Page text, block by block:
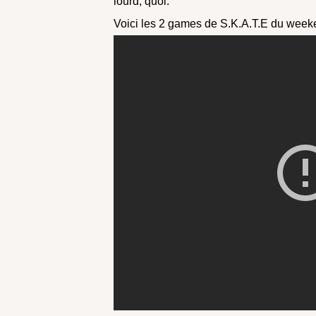
Voici les 2 games de S.K.A.T.E du